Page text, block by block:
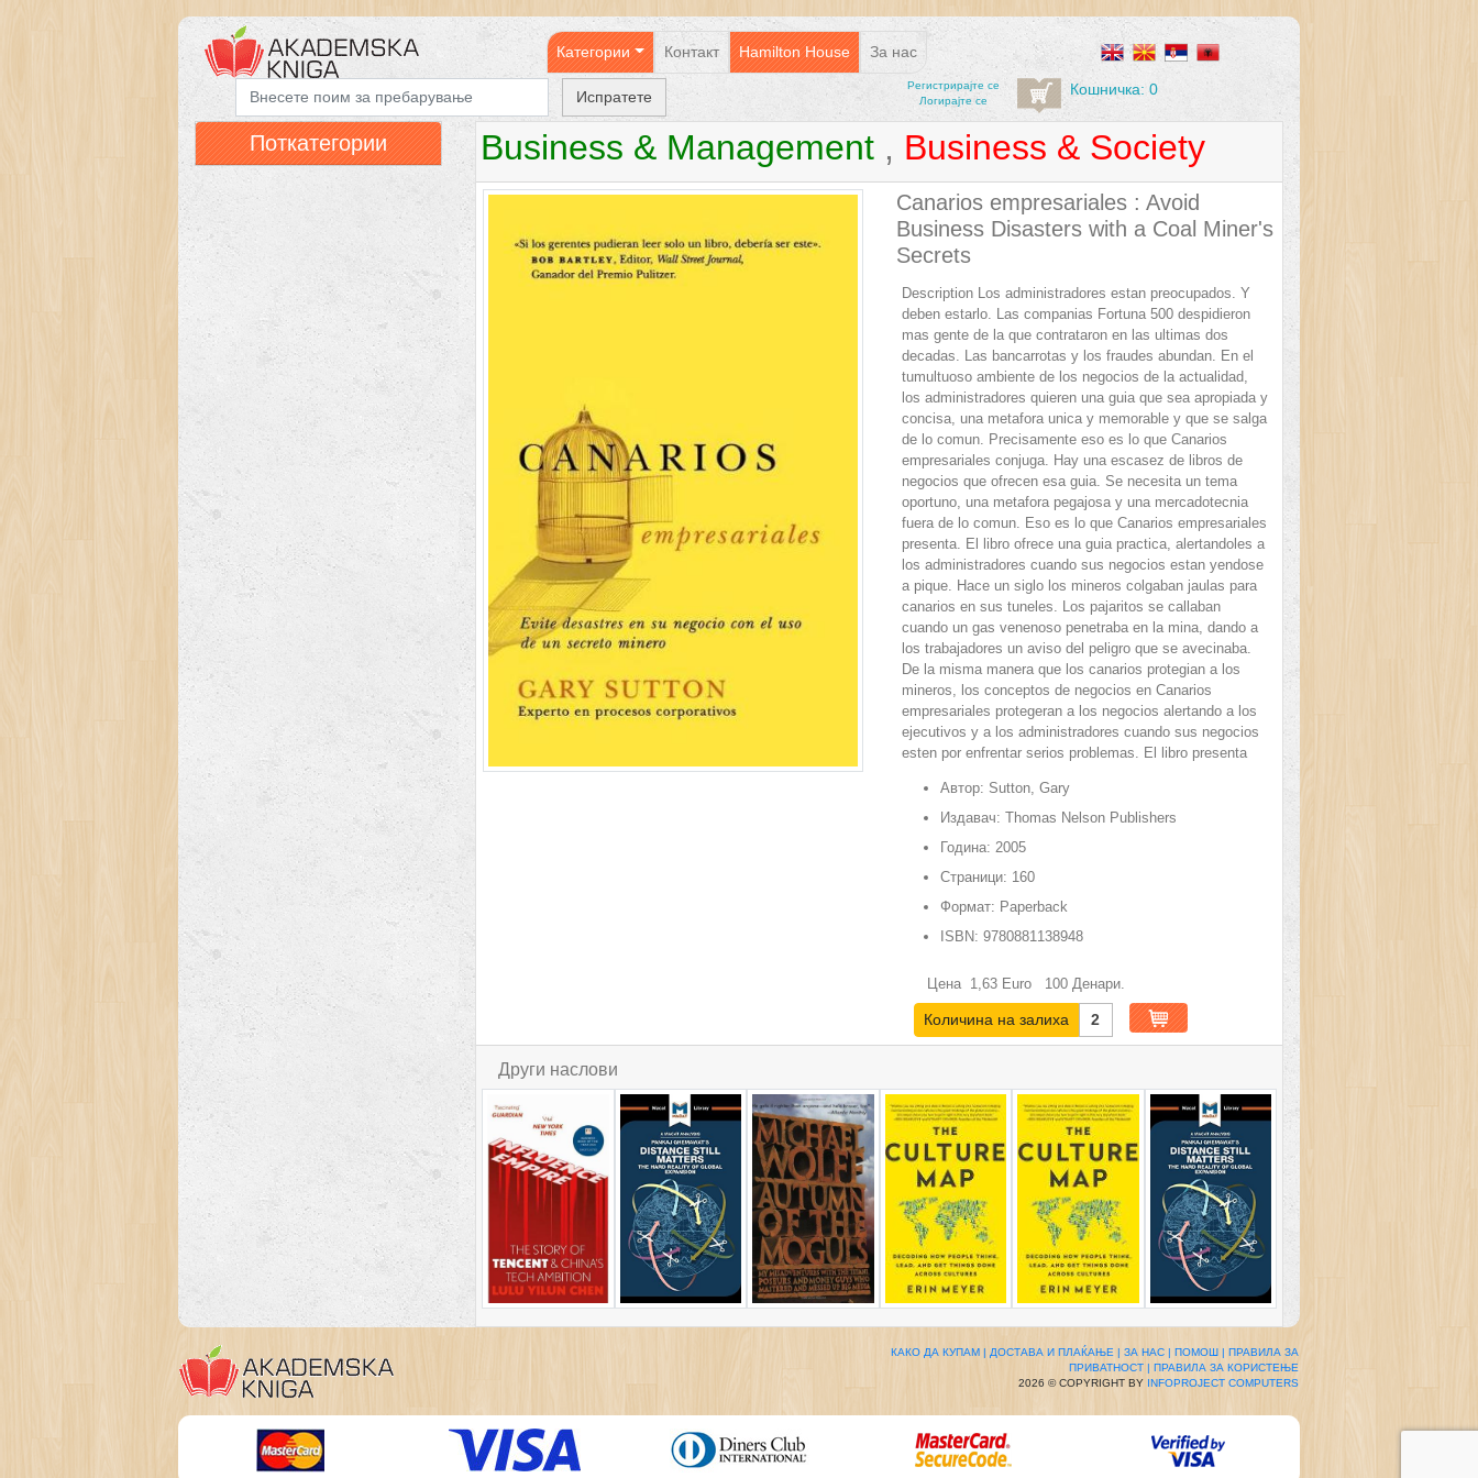
Категории Контакт Hamilton House За нас
Регистрирајтe се
Логирајте се
Кошничка: 0
Business & Management , Business & Society
Canarios empresariales : Avoid
Business Disasters with a Coal Miner's
Secrets
Description Los administradores estan preocupados. Y
deben estarlo. Las companias Fortuna 500 despidieron
mas gente de la que contrataron en las ultimas dos
decadas. Las bancarrotas y los fraudes abundan. En el
tumultuoso ambiente de los negocios de la actualidad,
los administradores quieren una guia que sea apropiada y
concisa, una metafora unica y memorable y que se salga
de lo comun. Precisamente eso es lo que Canarios
empresariales conjuga. Hay una escasez de libros de
negocios que ofrecen esa guia. Se necesita un tema
oportuno, una metafora pegajosa y una mercadotecnia
fuera de lo comun. Eso es lo que Canarios empresariales
presenta. El libro ofrece una guia practica, alertandoles a
los administradores cuando sus negocios estan yendose
a pique. Hace un siglo los mineros colgaban jaulas para
canarios en sus tuneles. Los pajaritos se callaban
cuando un gas venenoso penetraba en la mina, dando a
los trabajadores un aviso del peligro que se avecinaba.
De la misma manera que los canarios protegian a los
mineros, los conceptos de negocios en Canarios
empresariales protegeran a los negocios alertando a los
ejecutivos y a los administradores cuando sus negocios
esten por enfrentar serios problemas. El libro presenta
mas comunes en los negocios, y cada leccion esta
acompanada por una historia basada en el abuelo del
" aviso preventivo de canario" aplicable para cada tema.
Автор: Sutton, Gary
Издавач: Thomas Nelson Publishers
Година: 2005
Страници: 160
Формат: Paperback
ISBN: 9780881138948
Цена 1,63 Euro 100 Денари.
Количина на залиха 2
Други наслови
Поткатегории
КАКО ДА КУПАМ | ДОСТАВА И ПЛАЌАЊЕ | ЗА НАС | ПОМОШ | ПРАВИЛА ЗА
ПРИВАТНОСТ | ПРАВИЛА ЗА КОРИСТЕЊЕ
2026 © COPYRIGHT BY INFOPROJECT COMPUTERS